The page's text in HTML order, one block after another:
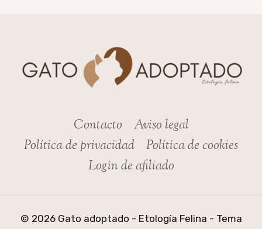
Contacto
Aviso legal
Política de privacidad
Política de cookies
Login de afiliado
© 2026 Gato adoptado - Etología Felina - Tema